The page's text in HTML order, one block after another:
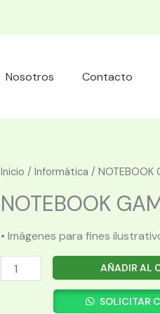
Nosotros Contacto
Inicio / Informática / NOTEBOOK
NOTEBOOK
• Imágenes para fines
NOTEBOOK
GAMER
AÑADIR AL
SOLICITAR